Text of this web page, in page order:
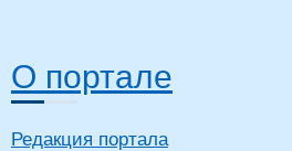
О портале
Редакция портала